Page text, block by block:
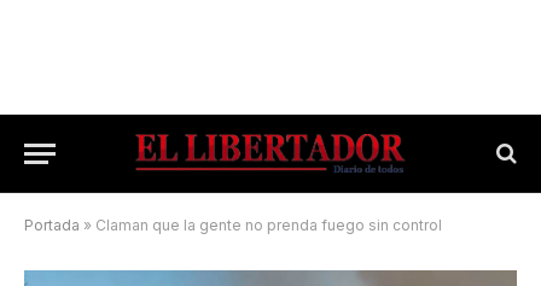
Portada » Claman que la gente no prenda fuego sin control